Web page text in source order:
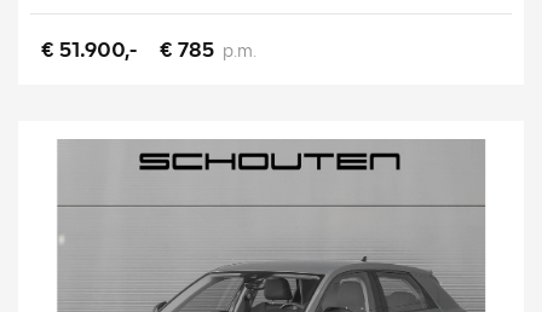
€ 51.900,- € 785 p.m.